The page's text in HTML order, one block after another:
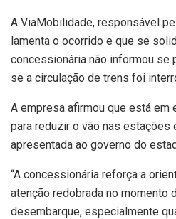
A ViaMobilidade, responsável
lamenta o ocorrido e que se
concessionária não informou se
se a circulação de trens foi
A empresa afirmou que está em
para reduzir o vão nas estações
apresentada ao governo do
“A concessionária reforça a
atenção redobrada no momento
desembarque, especialmente